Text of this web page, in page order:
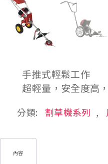
手推式輕鬆工作
超輕量，安全度高
分類: 割草機系列 ,
內容